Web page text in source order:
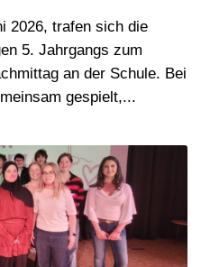
2026, trafen sich die
5. Jahrgangs zum
an der Schule. Bei
gespielt,...